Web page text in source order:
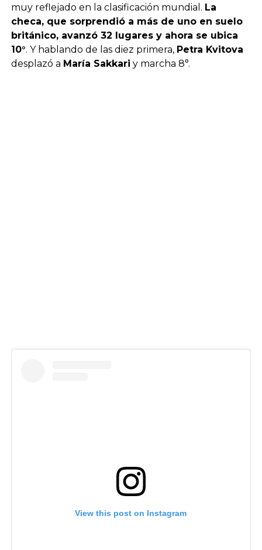
muy reflejado en la clasificación mundial. La
checa, que sorprendió a más de uno en suelo
británico, avanzó 32 lugares y ahora se ubica
10°. Y hablando de las diez primera, Petra Kvitova
desplazó a María Sakkari y marcha 8°.
View this post on Instagram